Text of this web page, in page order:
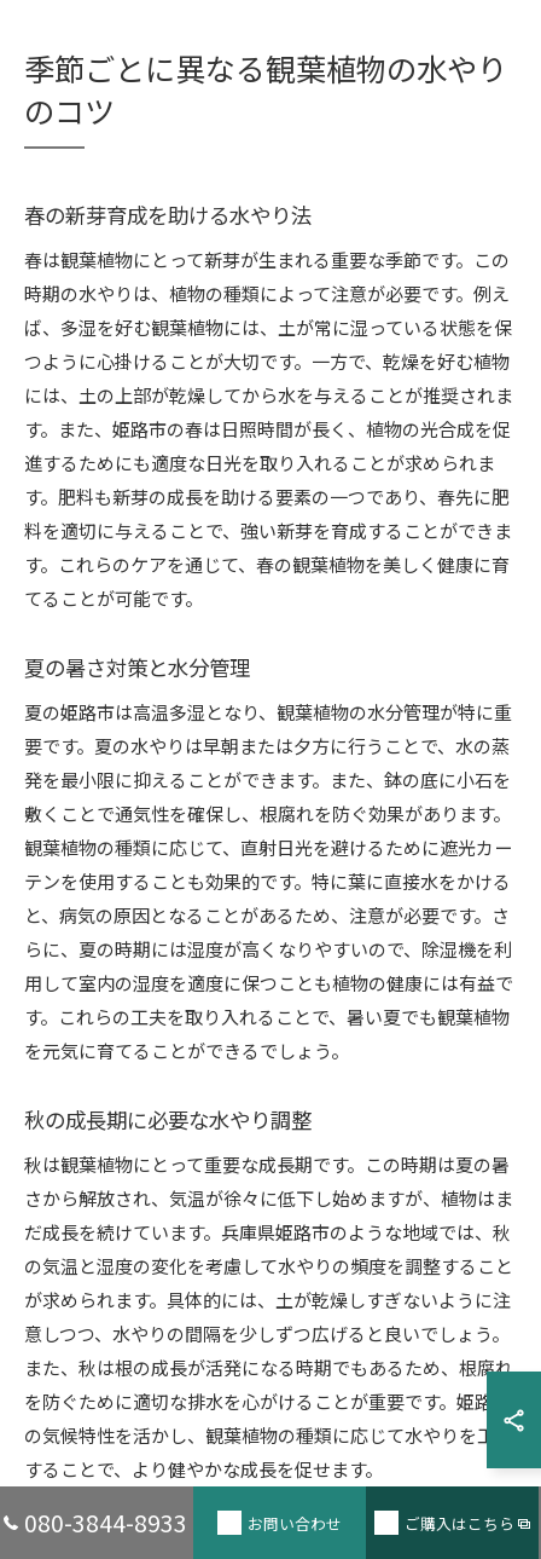
季節ごとに異なる観葉植物の水やり
のコツ
春の新芽育成を助ける水やり法
春は観葉植物にとって新芽が生まれる重要な季節です。この
時期の水やりは、植物の種類によって注意が必要です。例え
ば、多湿を好む観葉植物には、土が常に湿っている状態を保
つように心掛けることが大切です。一方で、乾燥を好む植物
には、土の上部が乾燥してから水を与えることが推奨されま
す。また、姫路市の春は日照時間が長く、植物の光合成を促
進するためにも適度な日光を取り入れることが求められま
す。肥料も新芽の成長を助ける要素の一つであり、春先に肥
料を適切に与えることで、強い新芽を育成することができま
す。これらのケアを通じて、春の観葉植物を美しく健康に育
てることが可能です。
夏の暑さ対策と水分管理
夏の姫路市は高温多湿となり、観葉植物の水分管理が特に重
要です。夏の水やりは早朝または夕方に行うことで、水の蒸
発を最小限に抑えることができます。また、鉢の底に小石を
敷くことで通気性を確保し、根腐れを防ぐ効果があります。
観葉植物の種類に応じて、直射日光を避けるために遮光カー
テンを使用することも効果的です。特に葉に直接水をかける
と、病気の原因となることがあるため、注意が必要です。さ
らに、夏の時期には湿度が高くなりやすいので、除湿機を利
用して室内の湿度を適度に保つことも植物の健康には有益で
す。これらの工夫を取り入れることで、暑い夏でも観葉植物
を元気に育てることができるでしょう。
秋の成長期に必要な水やり調整
秋は観葉植物にとって重要な成長期です。この時期は夏の暑
さから解放され、気温が徐々に低下し始めますが、植物はま
だ成長を続けています。兵庫県姫路市のような地域では、秋
の気温と湿度の変化を考慮して水やりの頻度を調整すること
が求められます。具体的には、土が乾燥しすぎないように注
意しつつ、水やりの間隔を少しずつ広げると良いでしょう。
また、秋は根の成長が活発になる時期でもあるため、根腐れ
を防ぐために適切な排水を心がけることが重要です。姫路市
の気候特性を活かし、観葉植物の種類に応じて水やりを工夫
することで、より健やかな成長を促せます。
冬の低温期に適した水やり方法
080-3844-8933 お問い合わせ ご購入はこちら